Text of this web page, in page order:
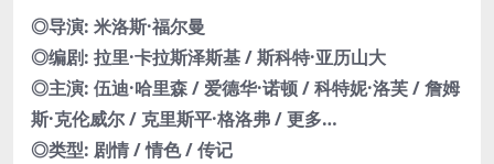
◎导演: 米洛斯·福尔曼
◎编剧: 拉里·卡拉斯泽斯基 / 斯科特·亚历山大
◎主演: 伍迪·哈里森 / 爱德华·诺顿 / 科特妮·洛芙 / 詹姆
斯·克伦威尔 / 克里斯平·格洛弗 / 更多…
◎类型: 剧情 / 情色 / 传记